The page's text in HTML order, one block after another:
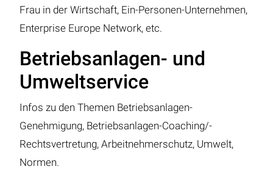
Frau in der Wirtschaft, Ein-Personen-Unternehmen,
Enterprise Europe Network, etc.
Betriebsanlagen- und
Umweltservice
Infos zu den Themen Betriebsanlagen-
Genehmigung, Betriebsanlagen-Coaching/-
Rechtsvertretung, Arbeitnehmerschutz, Umwelt,
Normen.